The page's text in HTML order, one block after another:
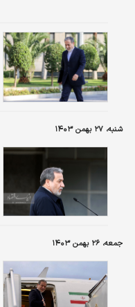
شنبه، ۲۷ بهمن ۱۴۰۳
جمعه، ۲۶ بهمن ۱۴۰۳